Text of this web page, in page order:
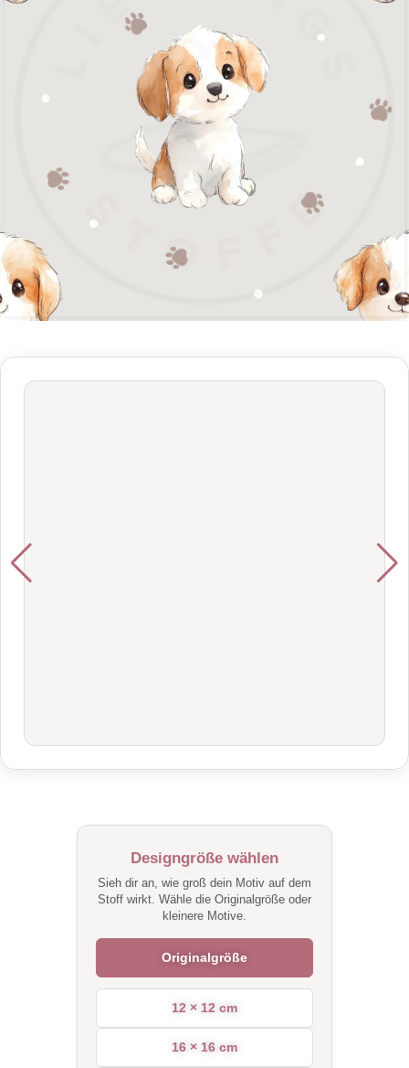
Designgröße wählen
Sieh dir an, wie groß dein Motiv auf dem
Stoff wirkt. Wähle die Originalgröße oder
kleinere Motive.
Originalgröße
12 × 12 cm
16 × 16 cm